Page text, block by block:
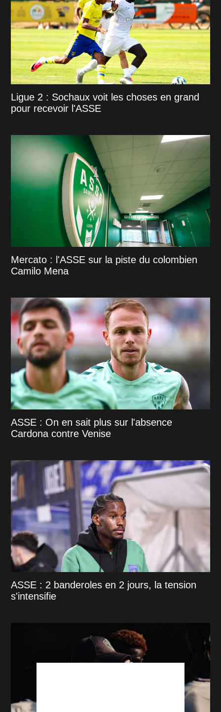
Ligue 2 : Sochaux voit les choses en grand
pour recevoir l'ASSE
Mercato : l'ASSE sur la piste du colombien
Camilo Mena
ASSE : On en sait plus sur l'absence
Cardona contre Venise
ASSE : 2 banderoles en 2 jours, la tension
s'intensifie